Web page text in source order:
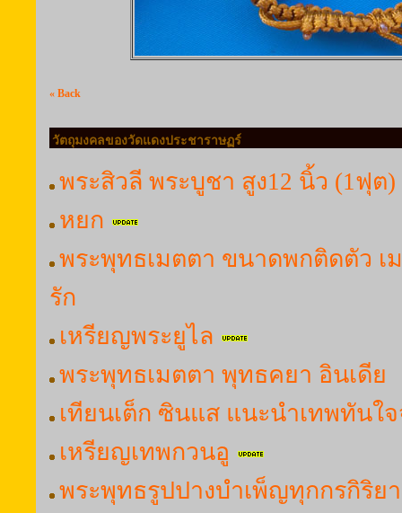
« Back
วัตถุมงคลของวัดแดงประชาราษฏร์
พระสิวลี พระบูชา สูง12 นิ้ว (1ฟุต)
หยก
พระพุทธเมตตา ขนาดพกติดตัว
รัก
เหรียญพระยูไล
พระพุทธเมตตา พุทธคยา อินเดีย
เทียนเต็ก ซินแส แนะนำเทพทันใ
เหรียญเทพกวนอู
พระพุทธรูปปางบำเพ็ญทุกกรกิริย